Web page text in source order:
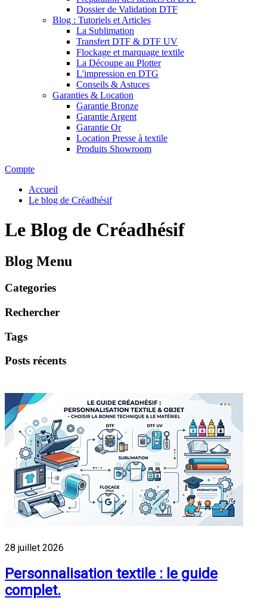
Dossier de Validation DTF
Blog : Tutoriels et Articles
La Sublimation
Transfert DTF & DTF UV
Flockage et marquage textile
La Découpe au Plotter
L'impression en DTG
Conseils & Astuces
Garanties & Location
Garantie Bronze
Garantie Argent
Garantie Or
Location Presse à textile
Produits Showroom
Compte
Accueil
Le blog de Créadhésif
Le Blog de Créadhésif
Blog Menu
Categories
Rechercher
Tags
Posts récents
28 juillet 2026
Personnalisation textile : le guide
complet.